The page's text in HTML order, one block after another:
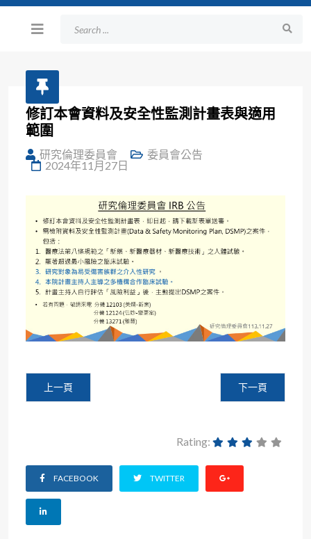
修訂本會資料及安全性監測計畫表與適用
範圍
研究倫理委員會
委員會公告
2024年11月27日
上一篇文章: 【代公告】衛生福利部公告自114年1月1日起更
上一頁 下一篇文章: 修
下一頁
Rating:
FACEBOOK TWITTER